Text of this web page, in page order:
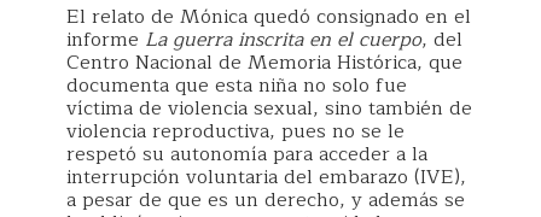
El relato de Mónica quedó consignado en el
informe La guerra inscrita en el cuerpo, del
Centro Nacional de Memoria Histórica, que
documenta que esta niña no solo fue
víctima de violencia sexual, sino también de
violencia reproductiva, pues no se le
respetó su autonomía para acceder a la
interrupción voluntaria del embarazo (IVE),
a pesar de que es un derecho, y además se